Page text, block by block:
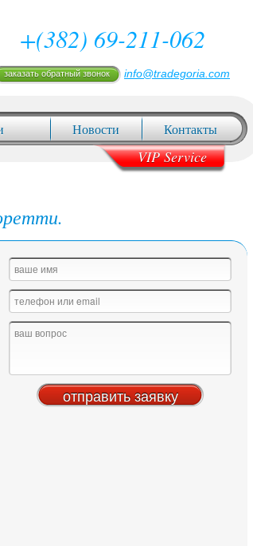
+(382) 69-211-062
заказать обратный звонок info@tradegoria.com
Новости Контакты
VIP Service